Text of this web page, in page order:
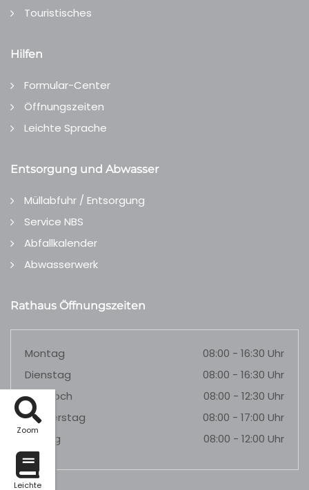
Zoom
Leichte
Touristisches
Hilfen
Formular-Center
Öffnungszeiten
Leichte Sprache
Entsorgung und Abwasser
Müllabfuhr / Entsorgung
Service NBS
Abfallkalender
Abwasserwerk
Rathaus Öffnungszeiten
Montag
08:00 - 16:30 Uhr
Dienstag
08:00 - 16:30 Uhr
Mittwoch
08:00 - 12:30 Uhr
Donnerstag
08:00 - 17:00 Uhr
Freitag
08:00 - 12:00 Uhr